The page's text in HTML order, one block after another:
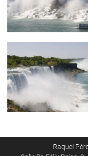
Raquel